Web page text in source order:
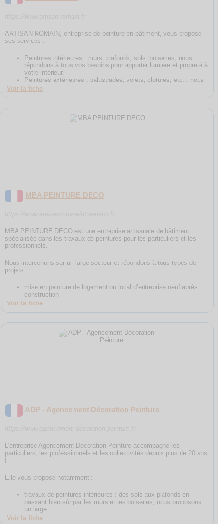
ARTISAN ROMAIN, entreprise de peinture en bâtiment, vous propose
ses services :
Peintures intérieures : murs, plafonds, sols, boiseries, nous
répondons à tous vos besoins pour apporter lumière et propreté à
votre intérieur.
Peintures extérieures : balustrades, volets, clotures, etc... nous
Voir la fiche
MBA PEINTURE DECO
MBA PEINTURE DECO est une entreprise artisanale de bâtiment
spécialisée dans les travaux de peintures pour les particuliers et les
professionnels.
Nous intervenons sur un large secteur et répondons à tous types de
projets :
mise en peinture de logement ou local d’entreprise neuf après
construction
Voir la fiche
ADP - Agencement Décoration Peinture
L’entreprise Agencement Décoration Peinture accompagne les
particuliers, les professionnels et les collectivités depuis plus de 20 ans
!
Elle vous propose notamment :
travaux de peintures intérieures : des sols aux plafonds en
passant bien sûr par les murs et les boiseries, nous proposons
un large
Voir la fiche